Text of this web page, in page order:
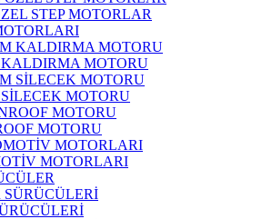
STEP MOTORLAR
MOTORU
MOTORU
MOTORU
MOTORLARI